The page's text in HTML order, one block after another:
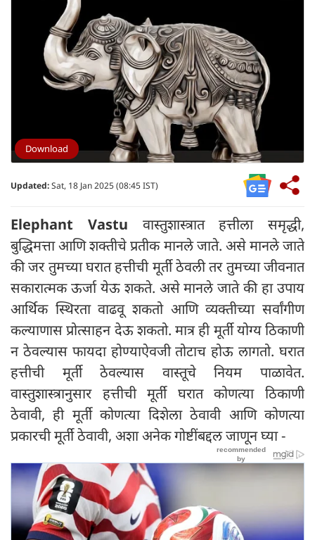
Download
Updated:Sat, 18 Jan 2025 (08:45 IST)
Elephant Vastu वास्तुशास्त्रात हत्तीला समृद्धी,
बुद्धिमत्ता आणि शक्तीचे प्रतीक मानले जाते. असे मानले जाते
की जर तुमच्या घरात हत्तीची मूर्ती ठेवली तर तुमच्या जीवनात
सकारात्मक ऊर्जा येऊ शकते. असे मानले जाते की हा उपाय
आर्थिक स्थिरता वाढवू शकतो आणि व्यक्तीच्या सर्वांगीण
कल्याणास प्रोत्साहन देऊ शकतो. मात्र ही मूर्ती योग्य ठिकाणी
न ठेवल्यास फायदा होण्याऐवजी तोटाच होऊ लागतो. घरात
हत्तीची मूर्ती ठेवल्यास वास्तूचे नियम पाळावेत.
वास्तुशास्त्रानुसार हत्तीची मूर्ती घरात कोणत्या ठिकाणी
ठेवावी, ही मूर्ती कोणत्या दिशेला ठेवावी आणि कोणत्या
प्रकारची मूर्ती ठेवावी, अशा अनेक गोष्टींबद्दल जाणून घ्या -